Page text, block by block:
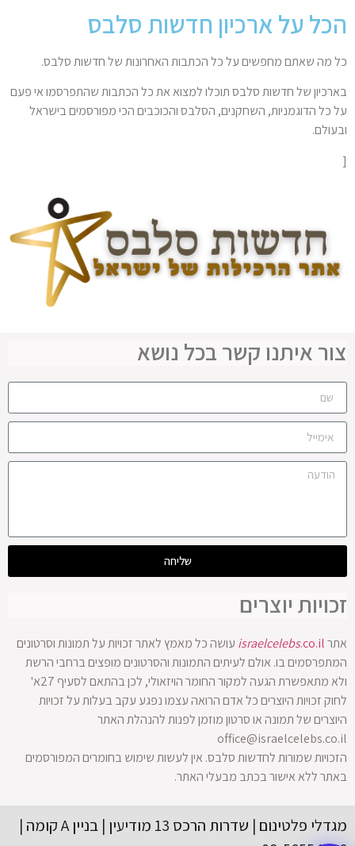
הכל על ארכיון חדשות סלבס
כל מה שאתם מחפשים על כל הכתבות האחרונות של חדשות סלבס.
בארכיון של חדשות סלבס תוכלו למצוא את כל הכתבות שהתפרסמו אי פעם
על כל הדוגמניות, השחקנים, הסלבס והכוכבים הכי מפורסמים בישראל
ובעולם.
[
צור איתנו קשר בכל נושא
שליחה
זכויות יוצרים
אתר israelcelebs.co.il
עושה כל מאמץ לאתר זכויות על תמונות וסרטונים
המתפרסמים בו. אולם לעיתים התמונות והסרטונים מופצים ברחבי הרשת
ולא מתאפשרת הגעה למקור החומר הויזאולי, לכן בהתאם לסעיף 27א'
לחוק זכויות היוצרים כל אדם הרואה עצמו נפגע עקב בעלות על זכויות
היוצרים של תמונה או סרטון מוזמן לפנות להנהלת האתר
office@israelcelebs.co.il
הזכויות שמורות לחדשות סלבס. אין לעשות שימוש בחומרים המפורסמים
באתר ללא אישור בכתב מבעלי האתר.
מגדלי פלטינום | שדרות הרכס 13 מודיעין | בניין A קומה |